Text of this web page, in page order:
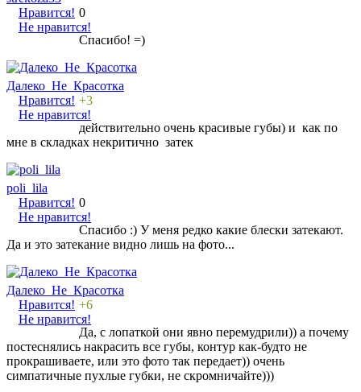
Нравится!
Не нравится!
0
Спасибо! =)
Далеко_Не_Красотка
Нравится!
Не нравится!
+3
действительно очень красивые губы) и как по
мне в складках некритично затек
poli_lila
Нравится!
Не нравится!
0
Спасибо :) У меня редко какие блески затекают.
Да и это затекание видно лишь на фото...
Далеко_Не_Красотка
Нравится!
Не нравится!
+6
Да, с лопаткой они явно перемудрили)) а почему
постеснялись накрасить все губы, контур как-будто не
прокрашиваете, или это фото так передает)) очень
симпатичные пухлые губки, не скромничайте)))